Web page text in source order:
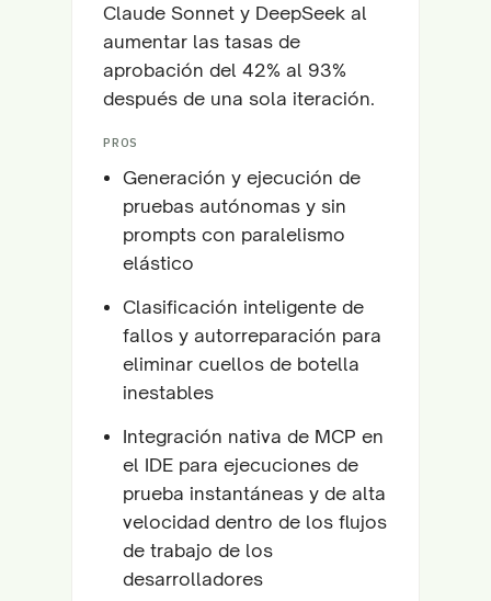
Claude Sonnet y DeepSeek al
aumentar las tasas de
aprobación del 42% al 93%
después de una sola iteración.
PROS
Generación y ejecución de
pruebas autónomas y sin
prompts con paralelismo
elástico
Clasificación inteligente de
fallos y autorreparación para
eliminar cuellos de botella
inestables
Integración nativa de MCP en
el IDE para ejecuciones de
prueba instantáneas y de alta
velocidad dentro de los flujos
de trabajo de los
desarrolladores